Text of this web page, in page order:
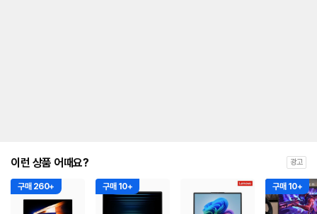
이런 상품 어때요? 광고
구매 260+ 구매 10+ 구매 10+